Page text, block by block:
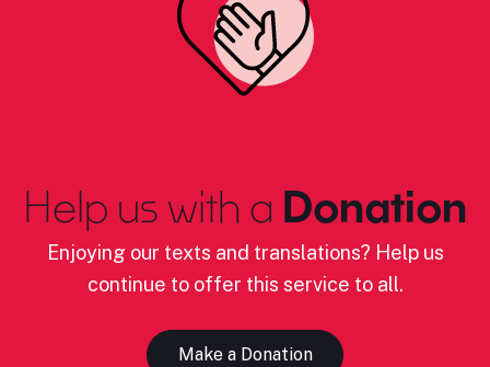
Help us with a Donation
Enjoying our texts and translations? Help us
continue to offer this service to all.
Make a Donation